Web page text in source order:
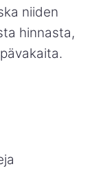
niiden
hinnasta,